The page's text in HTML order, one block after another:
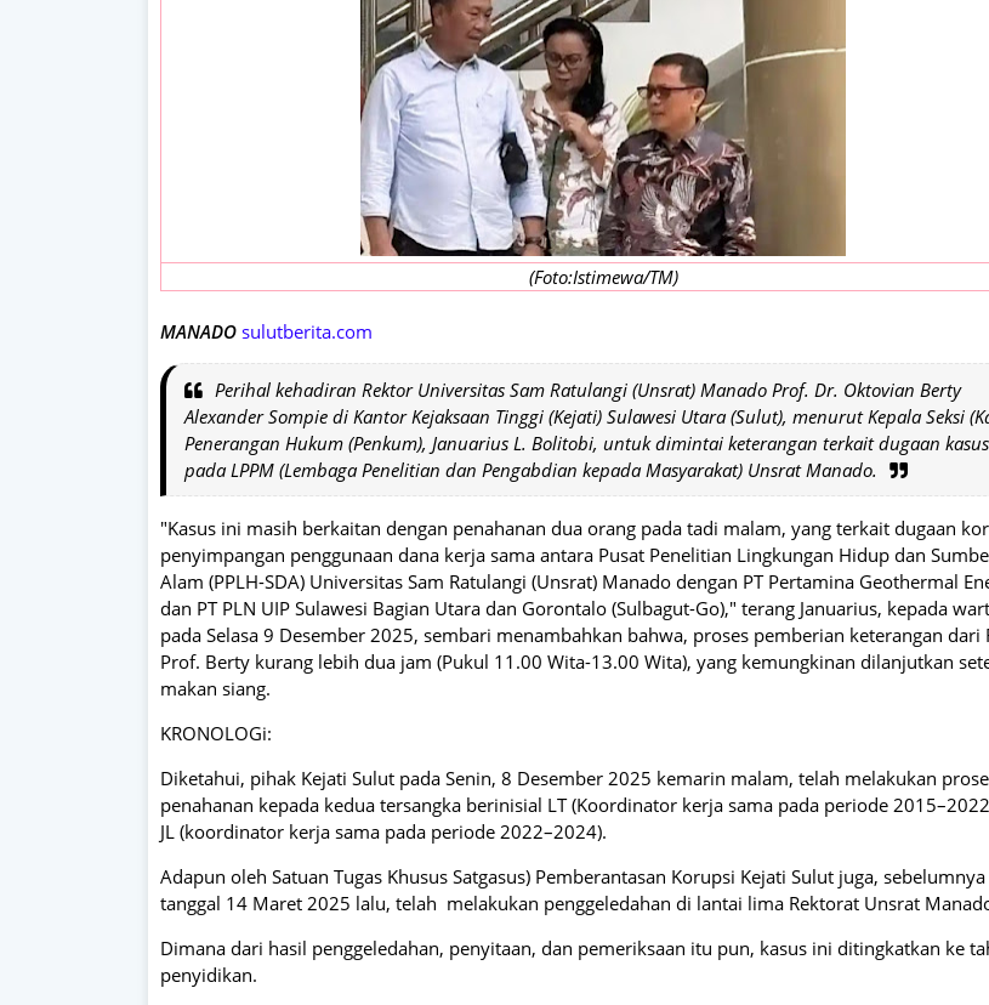
(Foto:Istimewa/TM)
MANADO sulutberita.com
Perihal kehadiran Rektor Universitas Sam Ratulangi (Unsrat) Manado Prof. Dr. Oktovian Berty
Alexander Sompie di Kantor Kejaksaan Tinggi (Kejati) Sulawesi Utara (Sulut), menurut Kepala Seksi
Penerangan Hukum (Penkum), Januarius L. Bolitobi, untuk dimintai keterangan terkait dugaan kasus
pada LPPM (Lembaga Penelitian dan Pengabdian kepada Masyarakat) Unsrat Manado.
"Kasus ini masih berkaitan dengan penahanan dua orang pada tadi malam, yang terkait dugaan
penyimpangan penggunaan dana kerja sama antara Pusat Penelitian Lingkungan Hidup dan
Alam (PPLH-SDA) Universitas Sam Ratulangi (Unsrat) Manado dengan PT Pertamina Geothermal
dan PT PLN UIP Sulawesi Bagian Utara dan Gorontalo (Sulbagut-Go)," terang Januarius, kepada
pada Selasa 9 Desember 2025, sembari menambahkan bahwa, proses pemberian keterangan dari
Prof. Berty kurang lebih dua jam (Pukul 11.00 Wita-13.00 Wita), yang kemungkinan dilanjutkan
makan siang.
KRONOLOGi:
Diketahui, pihak Kejati Sulut pada Senin, 8 Desember 2025 kemarin malam, telah melakukan
penahanan kepada kedua tersangka berinisial LT (Koordinator kerja sama pada periode
JL (koordinator kerja sama pada periode 2022–2024).
Adapun oleh Satuan Tugas Khusus Satgasus) Pemberantasan Korupsi Kejati Sulut juga,
tanggal 14 Maret 2025 lalu, telah melakukan penggeledahan di lantai lima Rektorat Unsrat
Dimana dari hasil penggeledahan, penyitaan, dan pemeriksaan itu pun, kasus ini ditingkatkan ke
penyidikan.